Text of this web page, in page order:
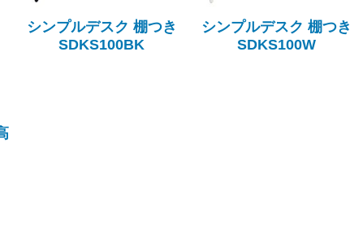
シンプルデスク 棚つき
SDKS100BK
シンプルデスク 棚つき
SDKS100W